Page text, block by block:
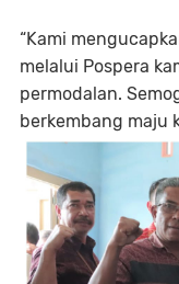
“Kami
melalui Pospera
permodalan.
berkembang maju